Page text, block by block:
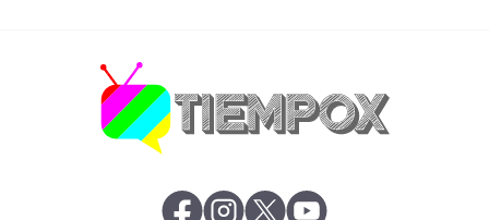
abre en nueva pestaña
abre en nueva pestaña
abre en nueva pestaña